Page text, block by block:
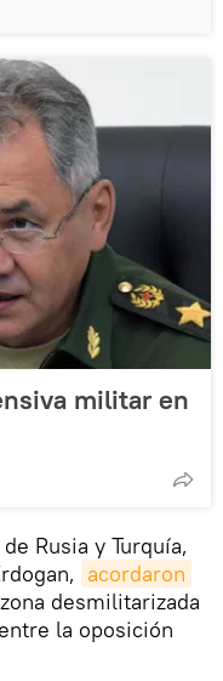
militar en
Rusia y Turquía,
acordaron
desmilitarizada
la oposición